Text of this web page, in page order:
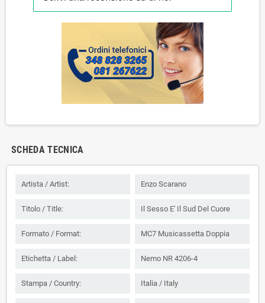
SCHEDA TECNICA
Artista / Artist: Enzo Scarano
Titolo / Title: Il Sesso E' Il Sud Del Cuore
Formato / Format: MC7 Musicassetta Doppia
Etichetta / Label: Nemo NR 4206-4
Stampa / Country: Italia / Italy